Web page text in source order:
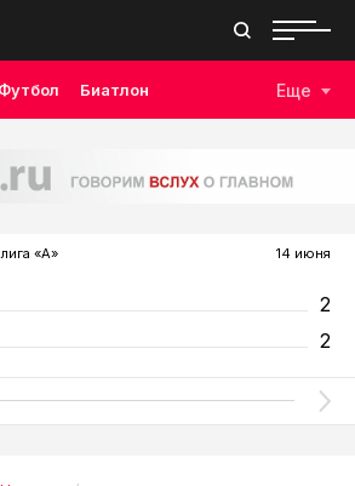
Футбол Биатлон Еще
«А» 14 июня
2
2